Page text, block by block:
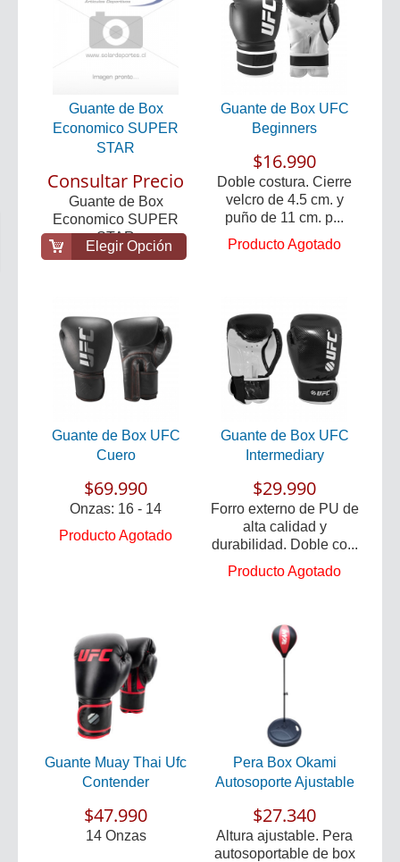
Guante de Box
Economico SUPER
STAR
Consultar Precio
Guante de Box
Economico SUPER
STAR
Elegir Opción
Guante de Box UFC
Beginners
$16.990
Doble costura. Cierre
velcro de 4.5 cm. y
puño de 11 cm. p...
Producto Agotado
Guante de Box UFC
Cuero
$69.990
Onzas: 16 - 14
Producto Agotado
Guante de Box UFC
Intermediary
$29.990
Forro externo de PU de
alta calidad y
durabilidad. Doble co...
Producto Agotado
Guante Muay Thai Ufc
Contender
$47.990
14 Onzas
Pera Box Okami
Autosoporte Ajustable
$27.340
Altura ajustable. Pera
autosoportable de box